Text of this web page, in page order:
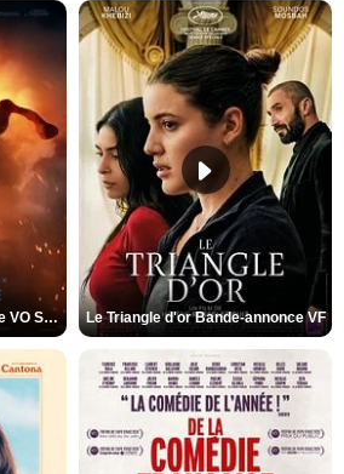
L'Odyssée Bande-annonce VO STFR Le Triangle d'or Bande-annonce VF